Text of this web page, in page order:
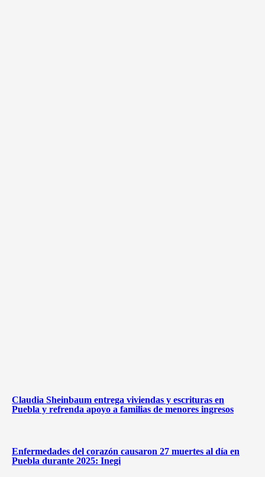
Claudia Sheinbaum entrega viviendas y escrituras en
Puebla y refrenda apoyo a familias de menores ingresos
Enfermedades del corazón causaron 27 muertes al día en
Puebla durante 2025: Inegi